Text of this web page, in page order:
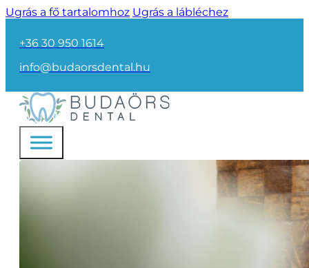
Ugrás a fő tartalomhoz Ugrás a lábléchez
+36 30 950 1614
info@budaorsdental.hu